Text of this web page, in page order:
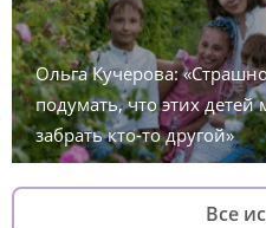
Ольга Кучерова:
подумать, что этих детей
забрать кто-то другой»
Все